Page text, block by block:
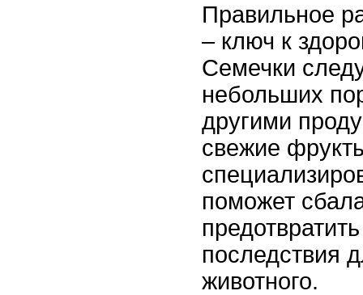
Правильное
– ключ к
Семечки
небольших
другими
свежие
поможет
последствия
животного.